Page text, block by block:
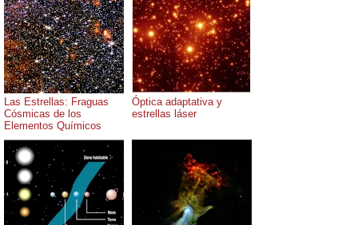
Las Estrellas: Fraguas
Cósmicas de los
Elementos Químicos
Óptica adaptativa y
estrellas láser